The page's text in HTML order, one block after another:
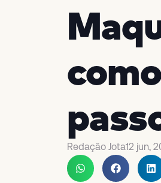
Redação Jota12 jun,